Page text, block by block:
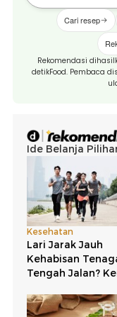
Cari resep
Rekomendasi
detikFood. Pembaca